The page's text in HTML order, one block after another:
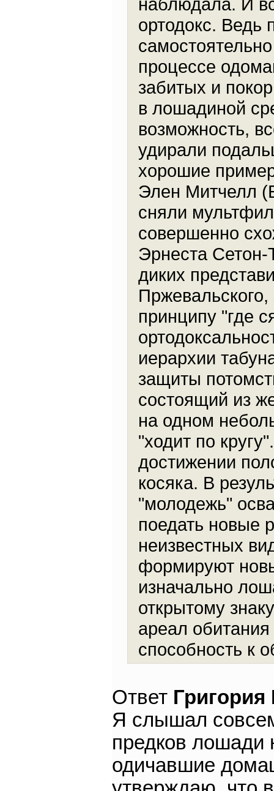
наблюдала. И
ортодокс. Ведь
процессе
забитых и
в лошадиной
возможность,
удирали
хорошие
Элен Митчелл
сняли
совершенно
Эрнеста
диких
принципу "где
иерархии
защиты
состоящий из
на одном
"ходит по
достижении
косяка. В
"молодежь"
поедать новые
неизвестных
формируют
изначально
открытому
ареал
способность к
Ответ
Я слышал
предков лошади
одичавшие